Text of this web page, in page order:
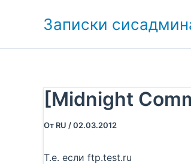
Записки
[Midnight
От RU /02.03.2012
Т.е. если ftp.test.ru